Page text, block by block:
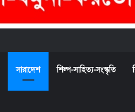
সারাদেশ শিল্প-সাহিত্য-সংস্কৃতি